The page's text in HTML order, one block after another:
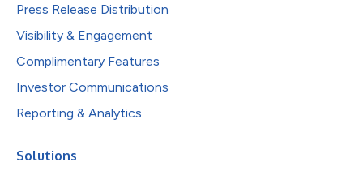
Press Release Distribution
Visibility & Engagement
Complimentary Features
Investor Communications
Reporting & Analytics
Solutions